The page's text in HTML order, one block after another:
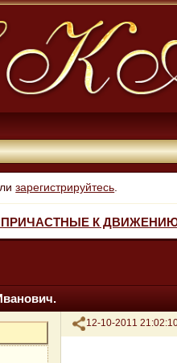
зарегистрируйтесь.
К
Поделиться
12-10-2011